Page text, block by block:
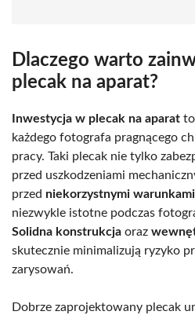
Dlaczego warto
plecak na aparat?
Inwestycja w plecak na aparat
każdego fotografa pragnącego
pracy. Taki plecak nie tylko
przed uszkodzeniami
przed niekorzystnymi
niezwykle istotne podczas
Solidna konstrukcja oraz
skutecznie minimalizują ryzyko
zarysowań.
Dobrze zaprojektowany plecak